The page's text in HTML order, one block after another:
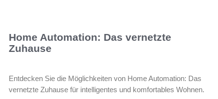
Home Automation: Das vernetzte
Zuhause
Entdecken Sie die Möglichkeiten von Home Automation: Das
vernetzte Zuhause für intelligentes und komfortables Wohnen.